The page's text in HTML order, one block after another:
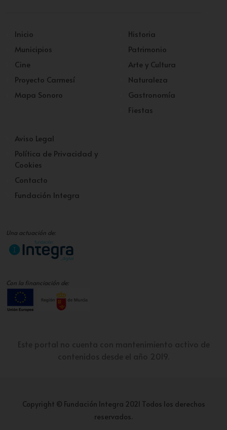
Inicio
Municipios
Cine
Proyecto Carmesí
Mapa Sonoro
Historia
Patrimonio
Arte y Cultura
Naturaleza
Gastronomía
Fiestas
Aviso Legal
Política de Privacidad y
Cookies
Contacto
Fundación Integra
Una actuación de:
Con la financiación de:
Copyright © Fundación Integra 2021 Todos los derechos
reservados.